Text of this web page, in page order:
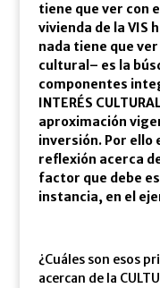
tiene que ver con
vivienda de la VIS
nada tiene que
cultural– es la
componentes
INTERÉS
aproximación
inversión. Por ello
reflexión acerca
factor que debe
instancia, en el
¿Cuáles son esos
acercan de la